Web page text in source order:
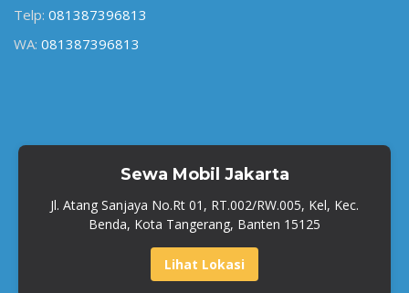
Telp: 081387396813
WA: 081387396813
Sewa Mobil Jakarta
Jl. Atang Sanjaya No.Rt 01, RT.002/RW.005, Kel, Kec.
Benda, Kota Tangerang, Banten 15125
Lihat Lokasi